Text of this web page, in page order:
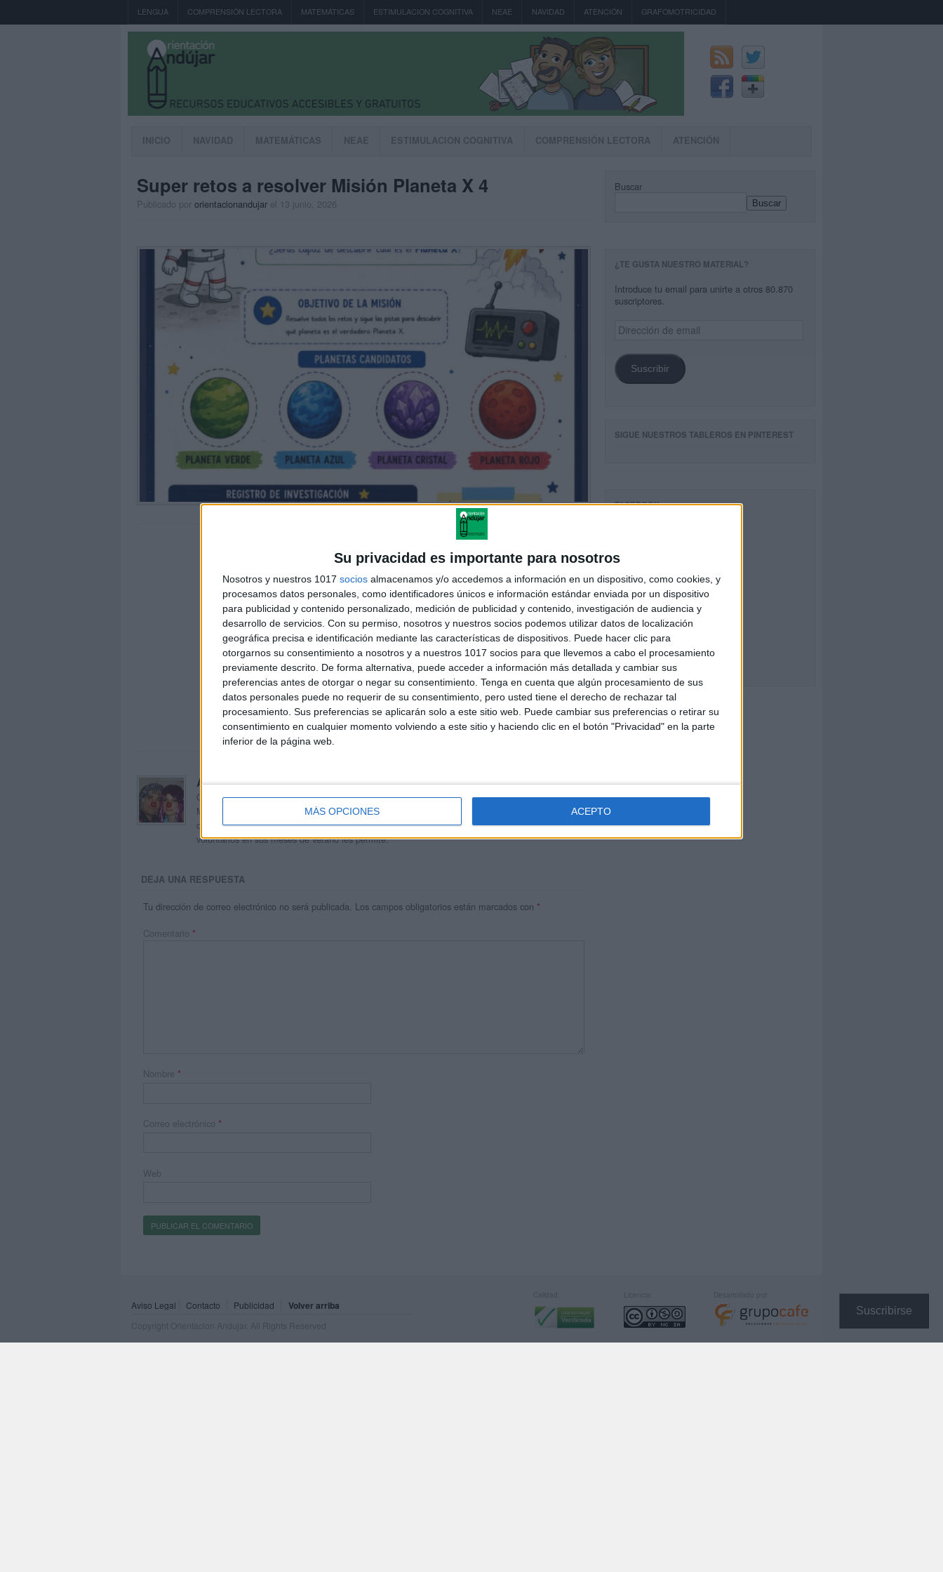
Su privacidad es importante para nosotros
Nosotros y nuestros 1017 socios almacenamos y/o accedemos a información en un dispositivo, como cookies, y
procesamos datos personales, como identificadores únicos e información estándar enviada por un dispositivo
para publicidad y contenido personalizado, medición de publicidad y contenido, investigación de audiencia y
desarrollo de servicios. Con su permiso, nosotros y nuestros socios podemos utilizar datos de localización
geográfica precisa e identificación mediante las características de dispositivos. Puede hacer clic para
otorgarnos su consentimiento a nosotros y a nuestros 1017 socios para que llevemos a cabo el procesamiento
previamente descrito. De forma alternativa, puede acceder a información más detallada y cambiar sus
preferencias antes de otorgar o negar su consentimiento. Tenga en cuenta que algún procesamiento de sus
datos personales puede no requerir de su consentimiento, pero usted tiene el derecho de rechazar tal
procesamiento. Sus preferencias se aplicarán solo a este sitio web. Puede cambiar sus preferencias o retirar su
consentimiento en cualquier momento volviendo a este sitio y haciendo clic en el botón "Privacidad" en la parte
inferior de la página web.
MÁS OPCIONES ACEPTO
Suscribirse
LENGUA COMPRENSIÓN LECTORA MATEMÁTICAS ESTIMULACION COGNITIVA NEAE NAVIDAD ATENCIÓN GRAFOMOTRICIDAD
INICIO NAVIDAD MATEMÁTICAS NEAE ESTIMULACION COGNITIVA COMPRENSIÓN LECTORA ATENCIÓN
Super retos a resolver Misión Planeta X 4
Publicado por orientacionandujar el 13 junio, 2026
Acerca de orientacionandujar
Orientación Andújar no es solo un blog, es la apuesta personal de dos profesores Ginés y
Maribel, que además de ser pareja, son los encargados de los contenidos que encontramos
dentro del blog y en el cual, vuelcan la mayor parte del tiempo, que sus tareas como docentes, y
voluntarios en sus meses de verano les permite.
DEJA UNA RESPUESTA
Tu dirección de correo electrónico no será publicada. Los campos obligatorios están marcados con *
Comentario *
Nombre *
Correo electrónico *
Web
Buscar
Buscar
¿TE GUSTA NUESTRO MATERIAL?
Introduce tu email para unirte a otros 80.870
suscriptores.
Dirección
de
Suscribir
SIGUE NUESTROS TABLEROS EN PINTEREST
FACEBOOK
Aviso Legal Contacto Publicidad Volver arriba